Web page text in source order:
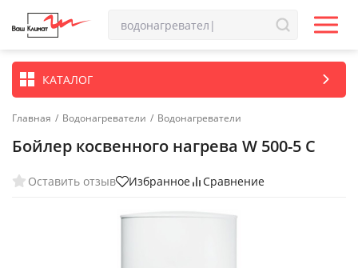
КАТАЛОГ
Главная / Водонагреватели / Водонагреватели
Бойлер косвенного нагрева W 500-5 C
Оставить отзыв Избранное Сравнение